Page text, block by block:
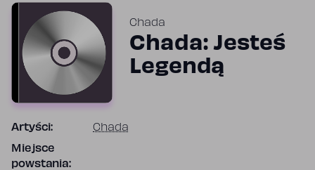
Chada
Chada: Jesteś
Legendą
Artyści: Chada
Miejsce
powstania: